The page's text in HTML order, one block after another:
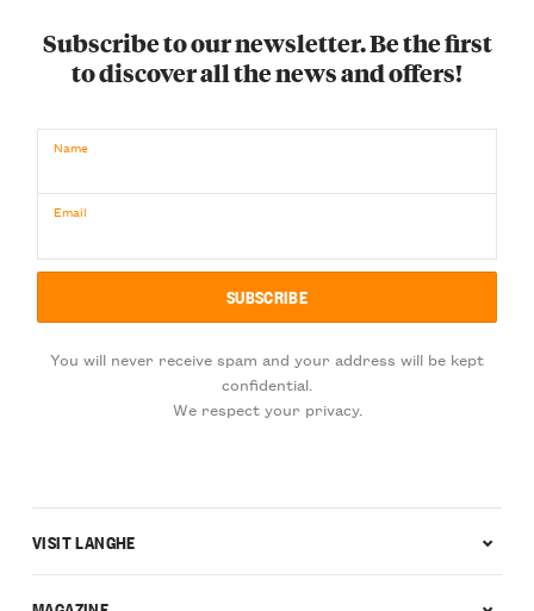
Subscribe to our newsletter. Be the first
to discover all the news and offers!
Name
Email
You will never receive spam and your address will be kept
confidential.
We respect your privacy.
VISIT LANGHE